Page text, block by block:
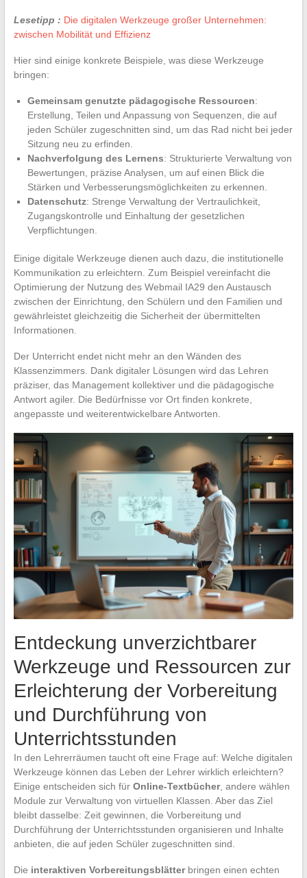
Lesetipp : Die digitalen Werkzeuge großer Unternehmen:
zwischen Mobilität und Effizienz
Hier sind einige konkrete Beispiele, was diese Werkzeuge
bringen:
Gemeinsam genutzte pädagogische Ressourcen:
Erstellung, Teilen und Anpassung von Sequenzen, die auf
jeden Schüler zugeschnitten sind, um das Rad nicht bei jeder
Sitzung neu zu erfinden.
Nachverfolgung des Lernens: Strukturierte Verwaltung von
Bewertungen, präzise Analysen, um auf einen Blick die
Stärken und Verbesserungsmöglichkeiten zu erkennen.
Datenschutz: Strenge Verwaltung der Vertraulichkeit,
Zugangskontrolle und Einhaltung der gesetzlichen
Verpflichtungen.
Einige digitale Werkzeuge dienen auch dazu, die institutionelle
Kommunikation zu erleichtern. Zum Beispiel vereinfacht die
Optimierung der Nutzung des Webmail IA29 den Austausch
zwischen der Einrichtung, den Schülern und den Familien und
gewährleistet gleichzeitig die Sicherheit der übermittelten
Informationen.
Der Unterricht endet nicht mehr an den Wänden des
Klassenzimmers. Dank digitaler Lösungen wird das Lehren
präziser, das Management kollektiver und die pädagogische
Antwort agiler. Die Bedürfnisse vor Ort finden konkrete,
angepasste und weiterentwickelbare Antworten.
Entdeckung unverzichtbarer
Werkzeuge und Ressourcen zur
Erleichterung der Vorbereitung
und Durchführung von
Unterrichtsstunden
In den Lehrerräumen taucht oft eine Frage auf: Welche digitalen
Werkzeuge können das Leben der Lehrer wirklich erleichtern?
Einige entscheiden sich für Online-Textbücher, andere wählen
Module zur Verwaltung von virtuellen Klassen. Aber das Ziel
bleibt dasselbe: Zeit gewinnen, die Vorbereitung und
Durchführung der Unterrichtsstunden organisieren und Inhalte
anbieten, die auf jeden Schüler zugeschnitten sind.
Die interaktiven Vorbereitungsblätterbringen einen echten